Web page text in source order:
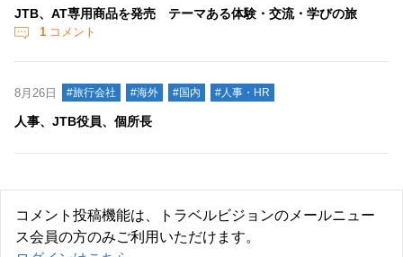
JTB、AT専用商品を発売 テーマある体験・交流・学びの旅
1 コメント
8月26日 #旅行会社 #海外 #国内 #人事・HR
人事、JTB役員、個所長
コメント投稿機能は、トラベルビジョンのメールニュー
ス会員の方のみご利用いただけます。